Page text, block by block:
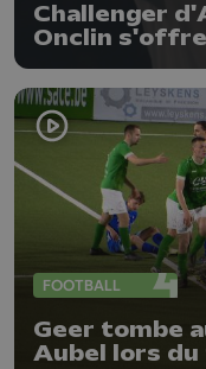
Challenger
Onclin
FOOTBALL
Geer tombe
Aubel lors